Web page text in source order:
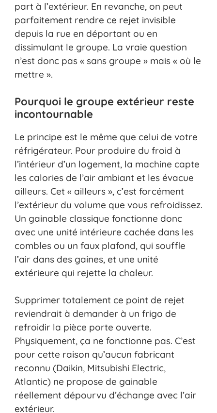
part à l’extérieur. En revanche, on peut
parfaitement rendre ce rejet invisible
depuis la rue en déportant ou en
dissimulant le groupe. La vraie question
n’est donc pas « sans groupe » mais « où le
mettre ».
Pourquoi le groupe extérieur reste
incontournable
Le principe est le même que celui de votre
réfrigérateur. Pour produire du froid à
l’intérieur d’un logement, la machine capte
les calories de l’air ambiant et les évacue
ailleurs. Cet « ailleurs », c’est forcément
l’extérieur du volume que vous refroidissez.
Un gainable classique fonctionne donc
avec une unité intérieure cachée dans les
combles ou un faux plafond, qui souffle
l’air dans des gaines, et une unité
extérieure qui rejette la chaleur.
Supprimer totalement ce point de rejet
reviendrait à demander à un frigo de
refroidir la pièce porte ouverte.
Physiquement, ça ne fonctionne pas. C’est
pour cette raison qu’aucun fabricant
reconnu (Daikin, Mitsubishi Electric,
Atlantic) ne propose de gainable
réellement dépourvu d’échange avec l’air
extérieur.